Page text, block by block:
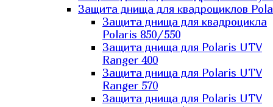
Защита днища для квадроциклов
Защита днища для квадроцикла
Polaris 850/550
Защита днища для Polaris UTV
Ranger 400
Защита днища для Polaris UTV
Ranger 570
Защита днища для Polaris UTV